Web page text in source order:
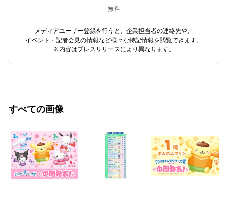
無料
メディアユーザー登録を行うと、企業担当者の連絡先や、
イベント・記者会見の情報など様々な特記情報を閲覧できます。
※内容はプレスリリースにより異なります。
すべての画像